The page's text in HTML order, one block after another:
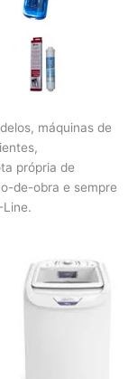
máquinas de
própria de
de-obra e sempre